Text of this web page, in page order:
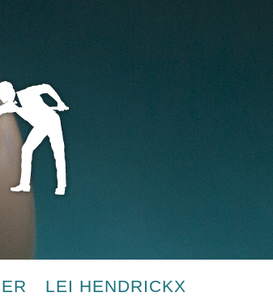
LEI HENDRICKX